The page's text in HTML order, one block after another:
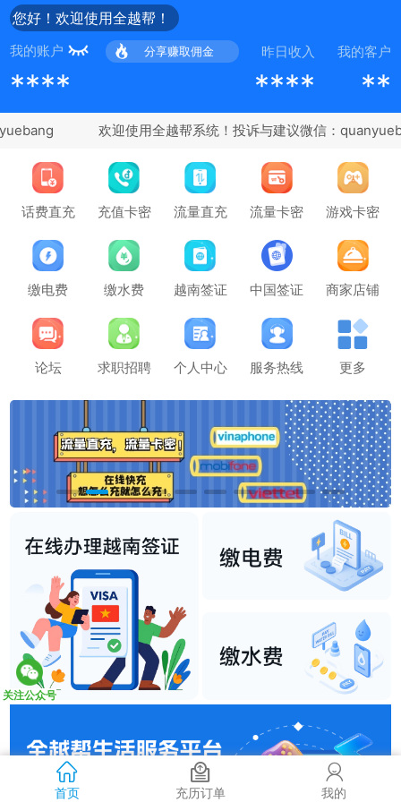
您好！欢迎使用全越帮！
我的账户 分享赚取佣金 昨日收入 我的客户
**** **** **
话费直充 充值卡密 流量直充 流量卡密 游戏卡密
缴电费 缴水费 越南签证 中国签证 商家店铺
论坛 求职招聘 个人中心 服务热线 更多
关注公众号
首页 充历订单 我的